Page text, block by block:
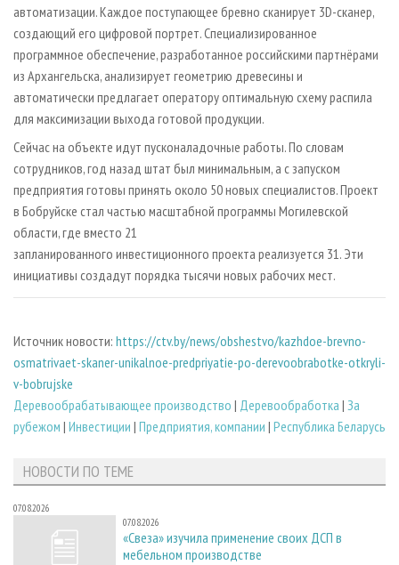
автоматизации. Каждое поступающее бревно сканирует 3D-сканер,
создающий его цифровой портрет. Специализированное
программное обеспечение, разработанное российскими партнёрами
из Архангельска, анализирует геометрию древесины и
автоматически предлагает оператору оптимальную схему распила
для максимизации выхода готовой продукции.
Сейчас на объекте идут пусконаладочные работы. По словам
сотрудников, год назад штат был минимальным, а с запуском
предприятия готовы принять около 50 новых специалистов. Проект
в Бобруйске стал частью масштабной программы Могилевской
области, где вместо 21
запланированного инвестиционного проекта реализуется 31. Эти
инициативы создадут порядка тысячи новых рабочих мест.
Источник новости: https://ctv.by/news/obshestvo/kazhdoe-brevno-
osmatrivaet-skaner-unikalnoe-predpriyatie-po-derevoobrabotke-otkryli-
v-bobrujske
Деревообрабатывающее производство | Деревообработка | За
рубежом | Инвестиции | Предприятия, компании | Республика Беларусь
НОВОСТИ ПО ТЕМЕ
07.08.2026
07.08.2026
«Свеза» изучила применение своих ДСП в
мебельном производстве